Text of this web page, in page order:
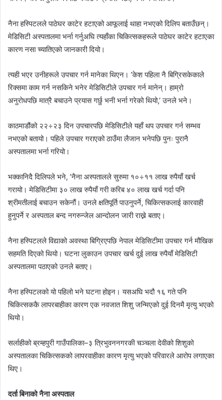
नैना हस्पिटलले पाठेघर काटेर हटाएको आफूलाई थाहा नभएको दिलिप बताउँछन्।
मेडिसिटी अस्पतालमा भर्ना गर्नुअघि त्यहाँका चिकित्सकहरूले पाठेघर काटेर हटाएका
कारण नसा च्यातिएको जानकारी दियो।
त्यही भएर उनीहरूले उपचार गर्न मानेका थिएन। ’केश पहिला नै बिग्रिसकेकाले
रिक्समा काम गर्न नसकिने भनेर मेडिसिटीले उपचार गर्न मानेन्। हाम्रो
अनुरोधपछि मात्रै बचाउने प्रयास गर्छु भनी भर्ना गरेको थियो,’ उनले भने।
काठमाडौंको २२÷२३ दिन उपचारपछि मेडिसिटीले यहाँ थप उपचार गर्न सम्भव
नभएको बतायो। पहिले उपचार गराएको ठाउँमा लैजान भनेपछि पुनः पुरानै
अस्पतालमा भर्ना गरियो।
भक्कानिदै दिलिपले भने, ’नैना अस्पतालले सुरुमा १०÷११ लाख रुपैयाँ खर्च
गरायो। मेडिसिटीमा ३० लाख रुपैयाँ गरी करिब ४० लाख खर्च गर्दा पनि
श्रीमतीलाई बचाउन सकेनौं। उनले क्षतिपूर्ति पाउनुपर्ने, चिकित्सकलाई कारवाही
हुनुपर्ने र अस्पताल बन्द नगरुन्जेल आन्दोलन जारी राख्ने बताए।
नैना हस्पिटलले विद्याको अवस्था बिग्रिएपछि नेपाल मेडिसिटीमा उपचार गर्न मौखिक
सहमति दिएको थियो। घटना लुकाउन उपचार खर्च दुई लाख रुपैयाँ मेडिसिटी
अस्पतालमा पठाएको उनले बताए।
नैना हस्पिटलको यो पहिलो भने घटना होइन। यसअघि भदौ १६ गते पनि
चिकित्सककै लापरबाहीका कारण एक नवजात शिशु जन्मिएको दुई दिनमै मृत्यु भएको
थियो।
सर्लाहीको ब्रम्हपुरी गाउँपालिका–३ त्रिभुवननगरकी चञ्चला देवीको शिशुको
अस्पतालका चिकित्सकको लापरवाहीका कारण मृत्यु भएको परिवारले आरोप लगाएका
थिए।
दर्ता बिनाको नैना अस्पताल